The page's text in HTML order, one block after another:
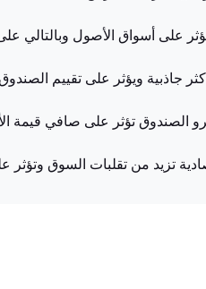
على أسواق الأصول وبالتالي
جاذبية ويؤثر على تقييم
الصندوق تؤثر على صافي قيمة
تزيد من تقلبات السوق وتؤثر